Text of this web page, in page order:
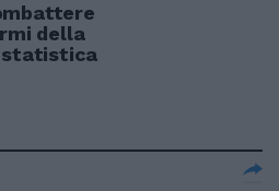
della
statistica